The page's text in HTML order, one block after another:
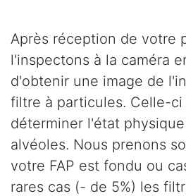
Après réception de votre
l'inspectons à la caméra
d'obtenir une image de
filtre à particules. Celle-
déterminer l'état
alvéoles. Nous prenons
votre FAP est fondu ou
rares cas (- de 5%) les